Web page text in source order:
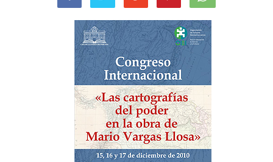
Literatura
Peruana